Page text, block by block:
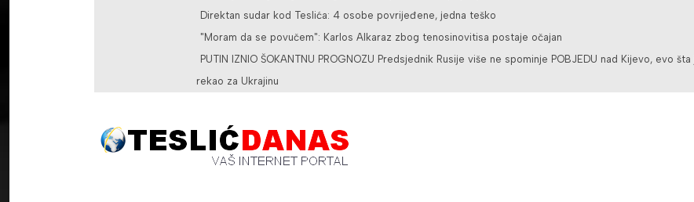
Direktan sudar kod Teslića: 4 osobe povrijeđene, jedna teško
"Moram da se povučem": Karlos Alkaraz zbog tenosinovitisa postaje očajan
PUTIN IZNIO ŠOKANTNU PROGNOZU Predsjednik Rusije više ne spominje POBJEDU nad Kijevo, evo šta
rekao za Ukrajinu